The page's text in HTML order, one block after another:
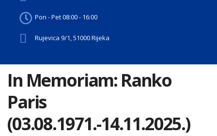
Pon - Pet 08:00 - 16:00
Rujevica 9/1, 51000 Rijeka
In Memoriam: Ranko
Paris
(03.08.1971.-14.11.2025.)